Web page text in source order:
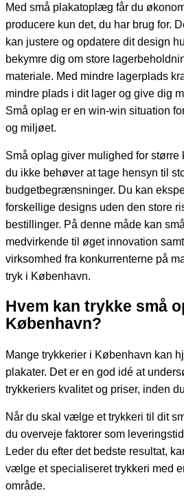
Med små plakatoplæg får du
producere kun det, du har brug for.
kan justere og opdatere dit design
bekymre dig om store
materiale. Med mindre lagerplads
mindre plads i dit lager og give dig
Små oplag er en win-win situation
og miljøet.
Små oplag giver mulighed for større
du ikke behøver at tage hensyn til
budgetbegrænsninger. Du kan
forskellige designs uden den store
bestillinger. På denne måde kan
medvirkende til øget innovation
virksomhed fra konkurrenterne på
tryk i København.
Hvem kan trykke små
København?
Mange trykkerier i København kan
plakater. Det er en god idé at
trykkeriers kvalitet og priser, inden
Når du skal vælge et trykkeri til dit
du overveje faktorer som
Leder du efter det bedste resultat,
vælge et specialiseret trykkeri med
område.